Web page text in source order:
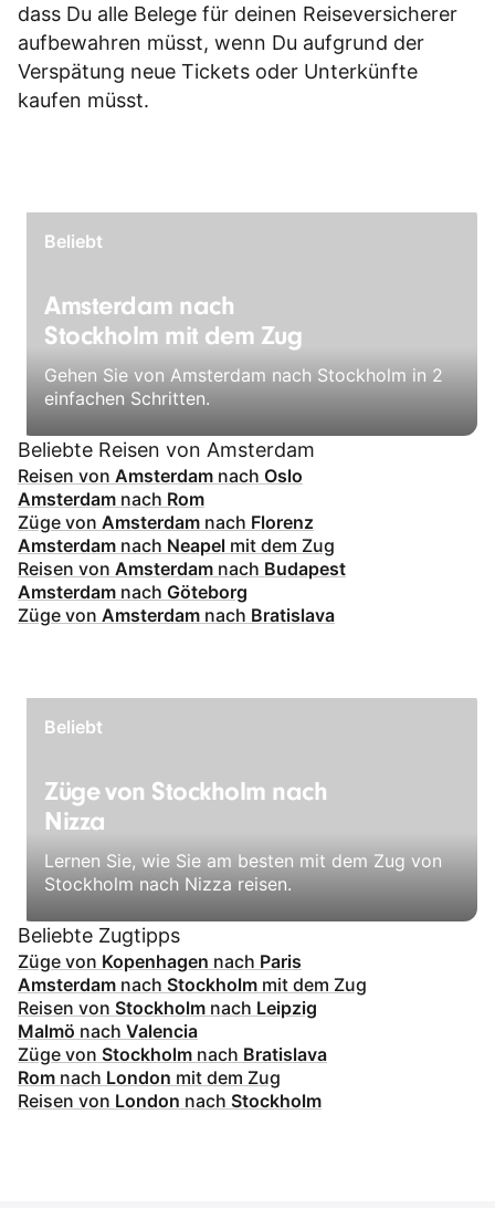
dass Du alle Belege für deinen Reiseversicherer
aufbewahren müsst, wenn Du aufgrund der
Verspätung neue Tickets oder Unterkünfte
kaufen müsst.
Beliebt
Amsterdam nach
Stockholm mit dem Zug
Gehen Sie von Amsterdam nach Stockholm in 2
einfachen Schritten.
Beliebte Reisen von Amsterdam
Reisen von Amsterdam nach Oslo
Amsterdam nach Rom
Züge von Amsterdam nach Florenz
Amsterdam nach Neapel mit dem Zug
Reisen von Amsterdam nach Budapest
Amsterdam nach Göteborg
Züge von Amsterdam nach Bratislava
Beliebt
Züge von Stockholm nach
Nizza
Lernen Sie, wie Sie am besten mit dem Zug von
Stockholm nach Nizza reisen.
Beliebte Zugtipps
Züge von Kopenhagen nach Paris
Amsterdam nach Stockholm mit dem Zug
Reisen von Stockholm nach Leipzig
Malmö nach Valencia
Züge von Stockholm nach Bratislava
Rom nach London mit dem Zug
Reisen von London nach Stockholm